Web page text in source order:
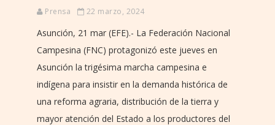
Prensa 22 marzo, 2024
Asunción, 21 mar (EFE).- La Federación Nacional
Campesina (FNC) protagonizó este jueves en
Asunción la trigésima marcha campesina e
indígena para insistir en la demanda histórica de
una reforma agraria, distribución de la tierra y
mayor atención del Estado a los productores del